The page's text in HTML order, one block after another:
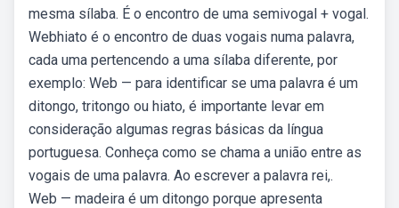
mesma sílaba. É o encontro de uma semivogal + vogal.
Webhiato é o encontro de duas vogais numa palavra,
cada uma pertencendo a uma sílaba diferente, por
exemplo: Web — para identificar se uma palavra é um
ditongo, tritongo ou hiato, é importante levar em
consideração algumas regras básicas da língua
portuguesa. Conheça como se chama a união entre as
vogais de uma palavra. Ao escrever a palavra rei,.
Web — madeira é um ditongo porque apresenta